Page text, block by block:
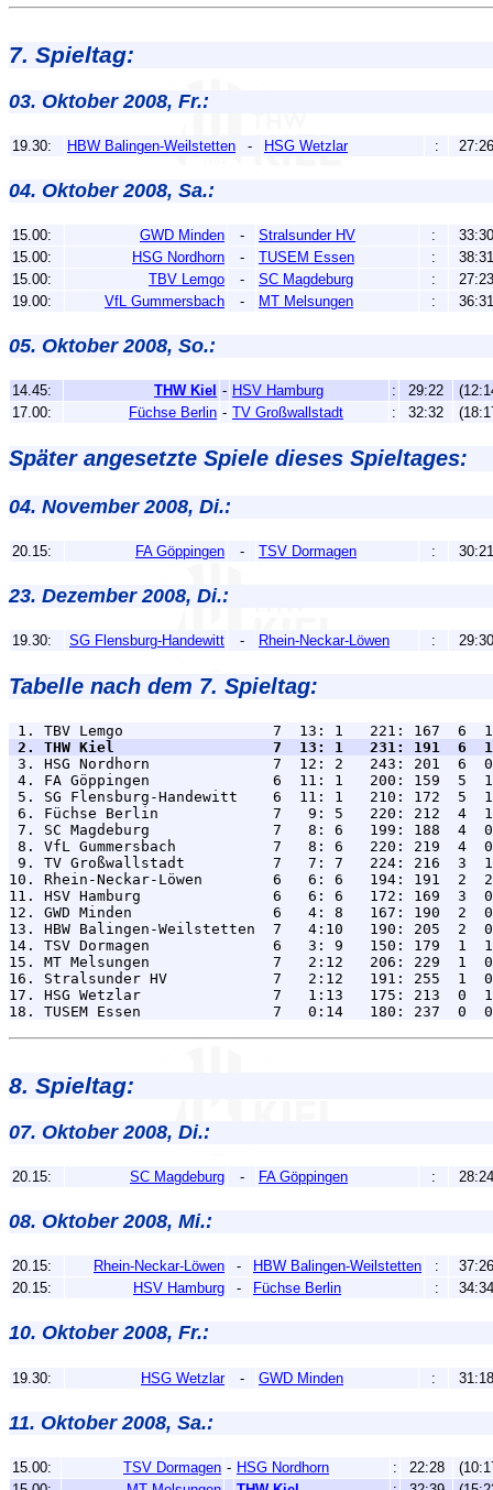
7. Spieltag:
03. Oktober 2008, Fr.:
19.30: HBW Balingen-Weilstetten - HSG Wetzlar : 27:26
04. Oktober 2008, Sa.:
15.00: GWD Minden - Stralsunder HV :
33:30
15.00:
HSG Nordhorn - TUSEM Essen :
38:31
15.00:
TBV Lemgo - SC Magdeburg :
27:23
19.00:
VfL Gummersbach - MT Melsungen : 36:31
05. Oktober 2008, So.:
14.45: THW Kiel - HSV Hamburg : 29:22
17.00:
Füchse Berlin - TV Großwallstadt : 32:32
Später angesetzte Spiele dieses Spieltages:
04. November 2008, Di.:
20.15: FA Göppingen - TSV Dormagen : 30:21
23. Dezember 2008, Di.:
19.30: SG Flensburg-Handewitt - Rhein-Neckar-Löwen : 29:30
Tabelle nach dem 7. Spieltag:
2. THW Kiel                  7  13: 1   231: 191  6
3. HSG Nordhorn              7  12: 2   243: 201  6
4. FA Göppingen              6  11: 1   200: 159  5
5. SG Flensburg-Handewitt    6  11: 1   210: 172  5
6. Füchse Berlin             7   9: 5   220: 212  4
7. SC Magdeburg              7   8: 6   199: 188  4
8. VfL Gummersbach           7   8: 6   220: 219  4
9. TV Großwallstadt          7   7: 7   224: 216  3
10. Rhein-Neckar-Löwen        6   6: 6   194: 191  2
11. HSV Hamburg               6   6: 6   172: 169  3
12. GWD Minden                6   4: 8   167: 190  2
13. HBW Balingen-Weilstetten  7   4:10   190: 205  2
14. TSV Dormagen              6   3: 9   150: 179  1
15. MT Melsungen              7   2:12   206: 229  1
16. Stralsunder HV            7   2:12   191: 255  1
17. HSG Wetzlar               7   1:13   175: 213  0
8. Spieltag:
07. Oktober 2008, Di.:
20.15: SC Magdeburg - FA Göppingen : 28:24
08. Oktober 2008, Mi.:
20.15: Rhein-Neckar-Löwen - HBW Balingen-Weilstetten :
37:26
20.15:
HSV Hamburg - Füchse Berlin : 34:34
10. Oktober 2008, Fr.:
19.30: HSG Wetzlar - GWD Minden : 31:18
11. Oktober 2008, Sa.:
15.00: TSV Dormagen - HSG Nordhorn : 22:28